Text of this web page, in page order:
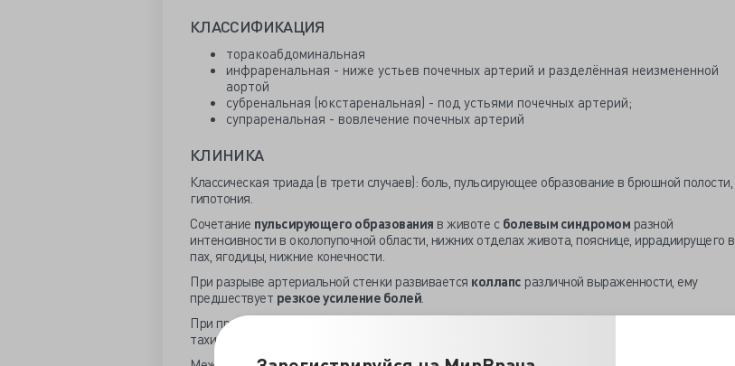
КЛАССИФИКАЦИЯ
торакоабдоминальная
инфраренальная - ниже устьев почечных артерий и разделённая неизмененной
аортой
субренальная (юкстаренальная) - под устьями почечных артерий;
супраренальная - вовлечение почечных артерий
КЛИНИКА
Классическая триада (в трети случаев): боль, пульсирующее образование в брюшной полости,
гипотония.
Сочетание пульсирующего образования в животе с болевым синдромом разной
интенсивности в околопупочной области, нижних отделах живота, пояснице, иррадиирущего в
пах, ягодицы, нижние конечности.
При разрыве артериальной стенки развивается коллапс различной выраженности, ему
предшествует резкое усиление болей.
При продолжающемся кровотечении возможен
тахикардией, анурией.